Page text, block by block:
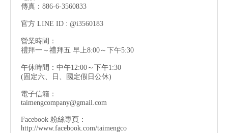
傳真：886-6-3560833
官方 LINE ID : @i3560183
營業時間：
禮拜一～禮拜五 早上8:00～下午5:30
午休時間：中午12:00～下午1:30
(固定六、日、國定假日公休)
電子信箱：
taimengcompany@gmail.com
Facebook 粉絲專頁：
http://www.facebook.com/taimengco